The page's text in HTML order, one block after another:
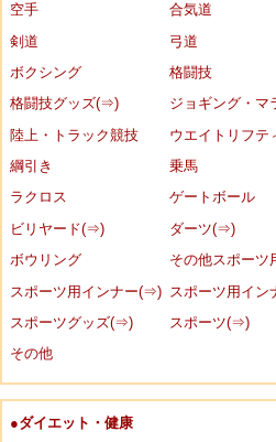
空手
合気道
剣道
弓道
ボクシング
格闘技
格闘技グッズ(⇒)
ジョギング・マ
陸上・トラック競技
ウエイトリフテ
綱引き
乗馬
ラクロス
ゲートボール
ビリヤード(⇒)
ダーツ(⇒)
ボウリング
その他スポーツ
スポーツ用インナー(⇒)
スポーツ用イ
スポーツグッズ(⇒)
スポーツ(⇒)
その他
●ダイエット・健康